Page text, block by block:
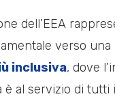
dell’EEA
verso una
inclusiva, dove
è al servizio di tutti